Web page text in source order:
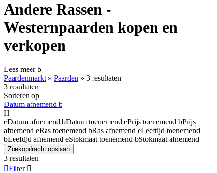
Andere Rassen -
Westernpaarden kopen en
verkopen
Lees meerb
Paardenmarkt » Paarden » 3 resultaten
3 resultaten
Sorteren op
Datum afnemend b
H
eDatum afnemend bDatum toenemend ePrijs toenemend bPrijs
afnemend eRas toenemend bRas afnemend eLeeftijd toenemend
bLeeftijd afnemend eStokmaat toenemend bStokmaat afnemend
Zoekopdracht opslaan
3 resultaten
Filter 